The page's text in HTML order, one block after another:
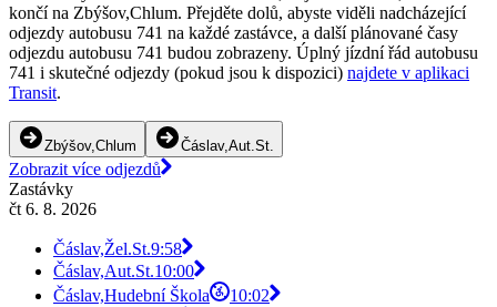
končí na Zbýšov,Chlum. Přejděte dolů, abyste viděli nadcházející
odjezdy autobusu 741 na každé zastávce, a další plánované časy
odjezdu autobusu 741 budou zobrazeny. Úplný jízdní řád autobusu
741 i skutečné odjezdy (pokud jsou k dispozici) najdete v aplikaci
Transit.
Zbýšov,Chlum Čáslav,Aut.St.
Zobrazit více odjezdů
Zastávky
čt 6. 8. 2026
Čáslav,Žel.St.9:58
Čáslav,Aut.St.10:00
Čáslav,Hudební Škola
10:02